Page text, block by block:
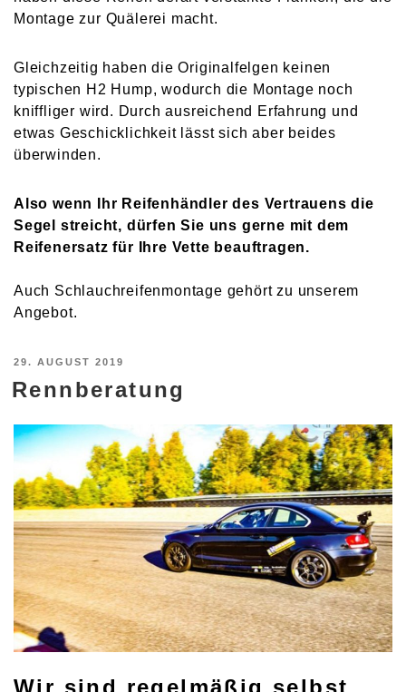
Montage zur Quälerei macht.
Gleichzeitig haben die Originalfelgen keinen
typischen H2 Hump, wodurch die Montage noch
kniffliger wird. Durch ausreichend Erfahrung und
etwas Geschicklichkeit lässt sich aber beides
überwinden.
Also wenn Ihr Reifenhändler des Vertrauens die
Segel streicht, dürfen Sie uns gerne mit dem
Reifenersatz für Ihre Vette beauftragen.
Auch Schlauchreifenmontage gehört zu unserem
Angebot.
VERÖFFENTLICHT
AM
29. AUGUST 2019
Rennberatung
Wir sind regelmäßig selbst